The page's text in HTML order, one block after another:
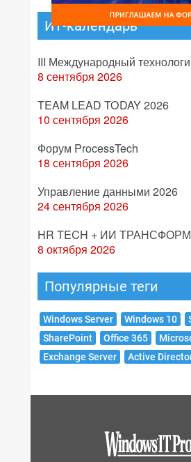
ИТ-календарь
III Международный
8 сентября 2026
TEAM LEAD TODAY 2026
10 сентября 2026
Форум ProcessTech
18 сентября 2026
Управление данными 2026
24 сентября 2026
HR TECH + ИИ
8 октября 2026
Популярные теги
Windows Server Windows 10
SharePoint
Office 365
Exchange Server
Active